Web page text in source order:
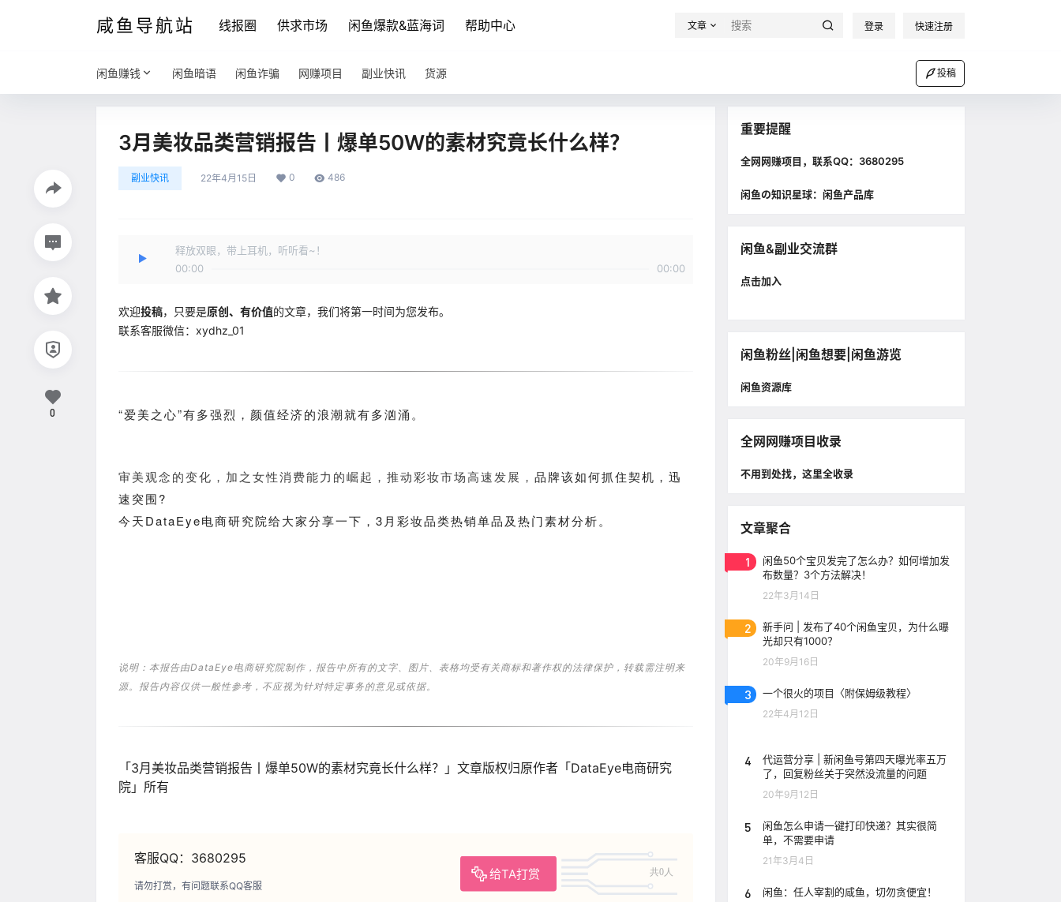
咸鱼导航站 线报圈 供求市场 闲鱼爆款&蓝海词 帮助中心 文章 登录 快速注册
闲鱼赚钱 闲鱼暗语 闲鱼诈骗 网赚项目 副业快讯 货源 投稿
3月美妆品类营销报告丨爆单50W的素材究竟长什么样？
副业快讯 22年4月15日 0 486
释放双眼，带上耳机，听听看~！
00:00
00:00
欢迎投稿，只要是原创、有价值的文章，我们将第一时间为您发布。
联系客服微信：xydhz_01
“爱美之心”有多强烈，颜值经济的浪潮就有多汹涌。
审美观念的变化，加之女性消费能力的崛起，推动彩妆市场高速发展， 品牌该如何抓住契机，迅
速突围?
今天DataEye电商研究院给大家分享一下，3月彩妆品类热销单品及热门素材分析。
说明：本报告由DataEye电商研究院制作，报告中所有的文字、图片、表格均受有关商标和著作权的法律保护，转载需注明来
源。报告内容仅供一般性参考，不应视为针对特定事务的意见或依据。
「3月美妆品类营销报告丨爆单50W的素材究竟长什么样？」文章版权归原作者「DataEye电商研究
院」所有
客服QQ：3680295
给TA打赏 共0人
请勿打赏，有问题联系QQ客服
0
重要提醒
全网网赚项目，联系QQ：3680295
闲鱼の知识星球：闲鱼产品库
闲鱼&副业交流群
点击加入
闲鱼粉丝|闲鱼想要|闲鱼游览
闲鱼资源库
全网网赚项目收录
不用到处找，这里全收录
文章聚合
1
闲鱼50个宝贝发完了怎么办？如何增加发
布数量？3个方法解决！
22年3月14日
2
新手问 | 发布了40个闲鱼宝贝，为什么曝
光却只有1000？
20年9月16日
3 一个很火的项目〈附保姆级教程〉
22年4月12日
4
代运营分享 | 新闲鱼号第四天曝光率五万
了，回复粉丝关于突然没流量的问题
20年9月12日
5
闲鱼怎么申请一键打印快递？其实很简
单，不需要申请
21年3月4日
6 闲鱼：任人宰割的咸鱼，切勿贪便宜！